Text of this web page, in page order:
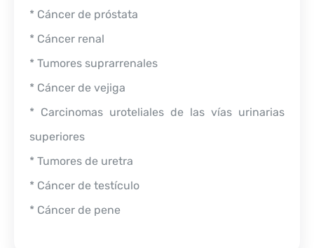
* Cáncer de próstata
* Cáncer renal
* Tumores suprarrenales
* Cáncer de vejiga
* Carcinomas uroteliales de las vías urinarias
superiores
* Tumores de uretra
* Cáncer de testículo
* Cáncer de pene